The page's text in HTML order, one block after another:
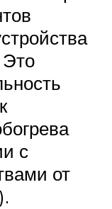
Это
с
от